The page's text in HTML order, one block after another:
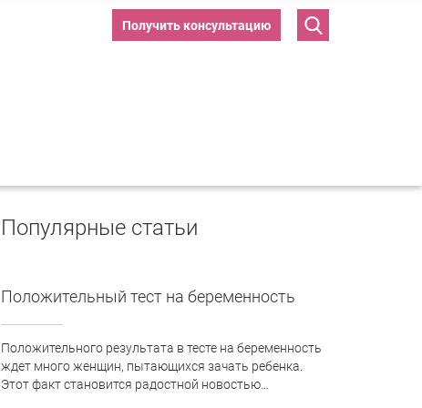
Получить консультацию
Популярные статьи
Положительный тест на беременность
Положительного результата в тесте на беременность
ждет много женщин, пытающихся зачать ребенка.
Этот факт становится радостной новостью…